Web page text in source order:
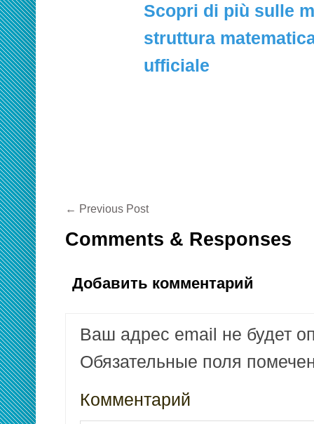
Scopri di più sulle
struttura
ufficiale
← Previous Post
Comments & Responses
Добавить комментарий
Ваш адрес email не будет
Обязательные поля
Комментарий